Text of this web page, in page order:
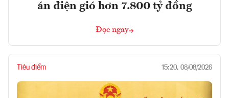
án điện gió hơn 7.800 tỷ đồng
Đọc ngay
Tiêu điểm 15:20, 08/08/2026